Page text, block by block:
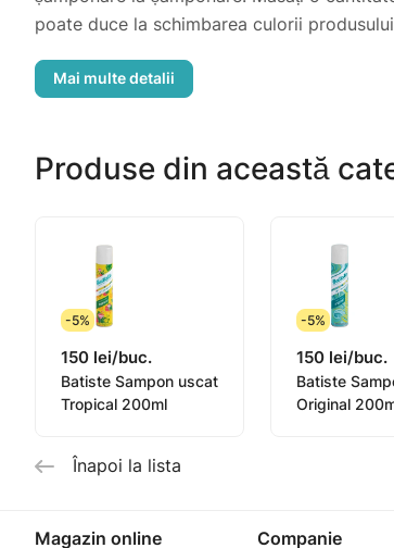
poate duce la schimbarea culorii
Produse din această
-5%
150 lei/buc.
Batiste Sampon uscat
Tropical 200ml
-5%
150 lei/buc.
Batiste
Original
Înapoi la lista
Magazin online Companie